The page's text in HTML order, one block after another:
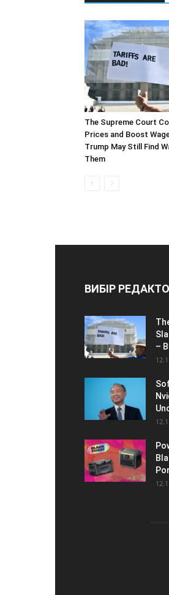
The Supreme Court
Prices and Boost
Trump May Still Find
Them
ВИБІР
–